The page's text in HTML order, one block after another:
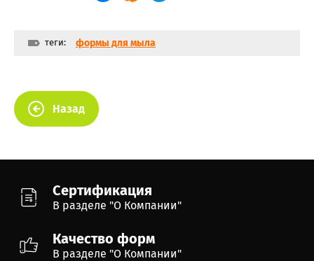
теги: формы для мыла
Назад
Сертификация
В разделе "О Компании"
Качество форм
В разделе "О Компании"